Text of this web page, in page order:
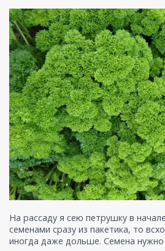
На рассаду я сею петрушку в
семенами сразу из пакетика, то
иногда даже дольше. Семена